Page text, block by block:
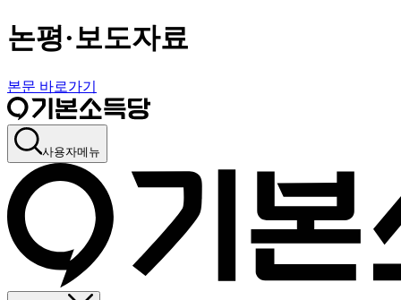
논평·보도자료
본문 바로가기
사용자메뉴